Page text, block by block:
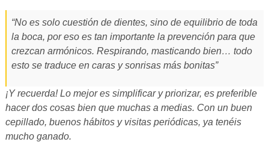
“No es solo cuestión de dientes, sino de equilibrio de toda
la boca, por eso es tan importante la prevención para que
crezcan armónicos. Respirando, masticando bien… todo
esto se traduce en caras y sonrisas más bonitas”
¡Y recuerda! Lo mejor es simplificar y priorizar, es preferible
hacer dos cosas bien que muchas a medias. Con un buen
cepillado, buenos hábitos y visitas periódicas, ya tenéis
mucho ganado.